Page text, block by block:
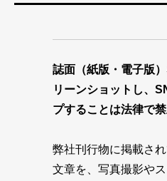
誌面（紙版・電子版
リーンショットし、
プすることは法律で
弊社刊行物に掲載さ
文章を、写真撮影や